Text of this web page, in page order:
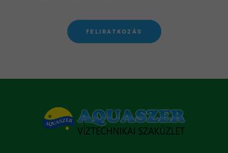
FELIRATKOZÁS